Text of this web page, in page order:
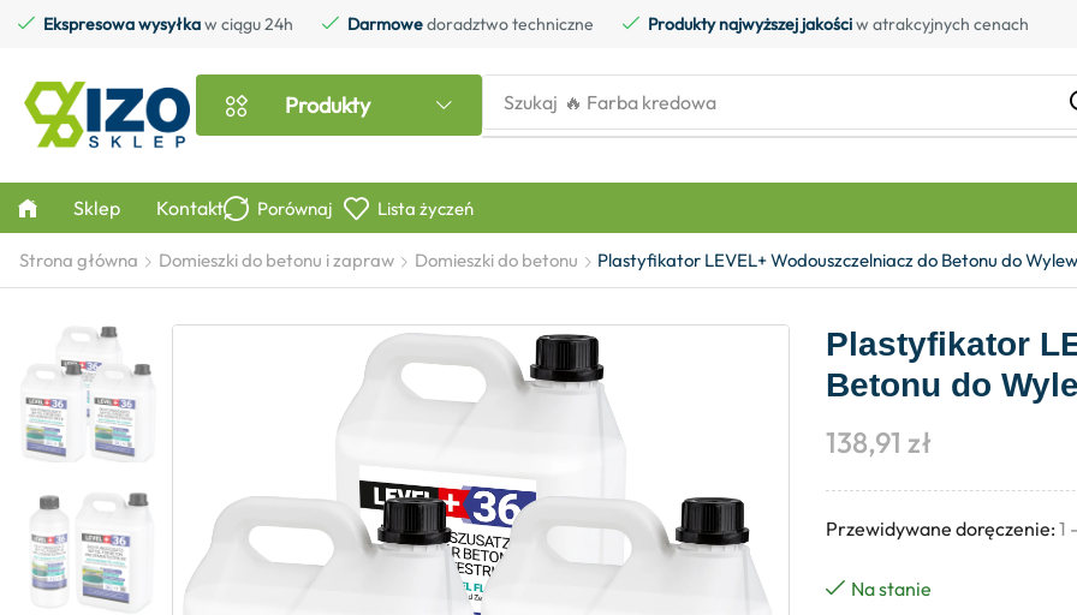
Ekspresowa wysyłkaw ciągu 24h Darmowedoradztwo techniczne Produkty najwyższej jakościw atrakcyjnych cenach
Produkty Szukaj 🔥 Farba kredowa
Sklep Kontakt Porównaj Lista życzeń
Strona główna Domieszki do betonu i zapraw Domieszki do betonu Plastyfikator LEVEL+ Wodouszczelniacz do Betonu do
Plastyfikator
Betonu do
138,91 zł
Przewidywane doręczenie: 1
Na stanie